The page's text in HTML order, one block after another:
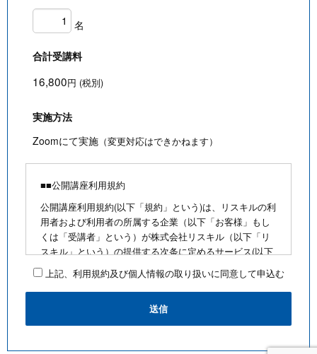
名
合計受講料
16,800円 (税別)
実施方法
Zoomにて実施 （変更対応はできかねます）
■■公開講座利用規約
公開講座利用規約(以下「規約」という)は、リスキルの利
用者および利用者の所属する企業（以下「お客様」もし
くは「受講者」という）が株式会社リスキル（以下「リ
スキル」という）の提供する次条に定めるサービス(以下
「公開講座」という)を利用するにあたり、お客様に遵守
していただく事項を定めたものです。
■公開講座お申込みにあたって
・最少催行人数を満たさないなど合理的な事由がある場
とします
上記、利用規約及び個人情報の取り扱いに同意して申込む